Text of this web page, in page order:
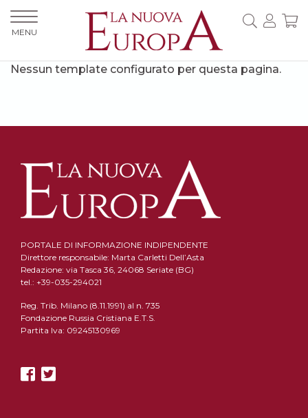
Nessun template configurato per questa pagina.
PORTALE DI INFORMAZIONE INDIPENDENTE
Direttore responsabile: Marta Carletti Dell’Asta
Redazione: via Tasca 36, 24068 Seriate (BG)
tel.: +39-035-294021
Reg. Trib. Milano (8.11.1991) al n. 735
Fondazione Russia Cristiana E.T.S.
Partita Iva: 09245130969
MENU